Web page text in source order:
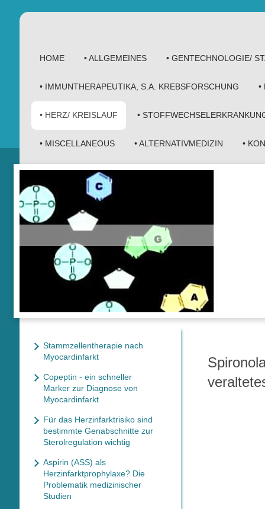
HOME • ALLGEMEINES • GENTECHNOLOGIE/
• IMMUNTHERAPEUTIKA, S.A. KREBSFORSCHUNG •
• HERZ/ KREISLAUF •
• MISCELLANEOUS • ALTERNATIVMEDIZIN •
Stammzellentherapie nach
Myocardinfarkt
Copeptin - ein schneller
Marker zur Diagnose von
Myocardinfarkt
Für das Herzinfarktrisiko sind
bestimmte Genabschnitte zur
Sterolregulation wichtig
Aspirin (ASS) als
Herzinfarktprophylaxe? Die
Problematik medizinischer
Studien